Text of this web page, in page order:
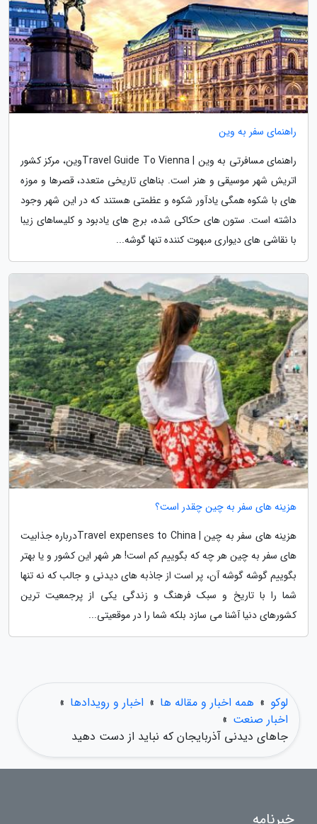
راهنمای سفر به وین
راهنمای مسافرتی به وین | Travel Guide To Viennaوین، مرکز کشور
اتریش شهر موسیقی و هنر است. بناهای تاریخی متعدد، قصرها و موزه
های با شکوه همگی یادآور شکوه و عظمتی هستند که در این شهر وجود
داشته است. ستون های حکاکی شده، برج های یادبود و کلیساهای زیبا
با نقاشی های دیواری مبهوت کننده تنها گوشه...
هزینه های سفر به چین چقدر است؟
هزینه های سفر به چین | Travel expenses to Chinaدرباره جذابیت
های سفر به چین هر چه که بگوییم کم است! هر شهر این کشور و یا بهتر
بگوییم گوشه گوشه آن، پر است از جاذبه های دیدنی و جالب که نه تنها
شما را با تاریخ و سبک فرهنگ و زندگی یکی از پرجمعیت ترین
کشورهای دنیا آشنا می سازد بلکه شما را در موقعیتی...
لوکو » همه اخبار و مقاله ها » اخبار و رویدادها »
اخبار صنعت »
جاهای دیدنی آذربایجان که نباید از دست دهید